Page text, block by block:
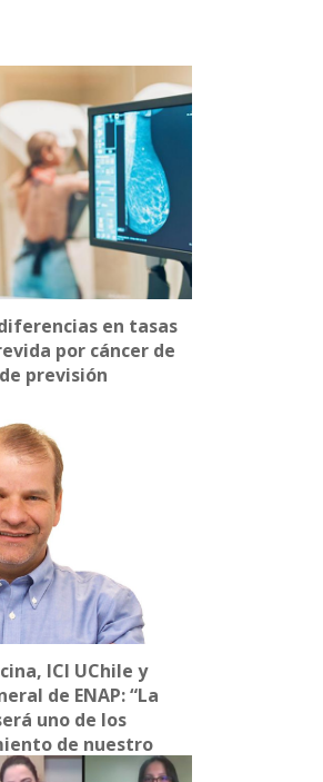
en tasas
por cáncer de
previsión
ICI UChile y
de ENAP: “La
uno de los
de nuestro